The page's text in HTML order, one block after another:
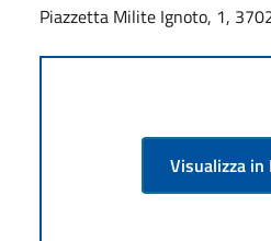
Piazzetta Milite Ignoto, 1,
Visualizza in